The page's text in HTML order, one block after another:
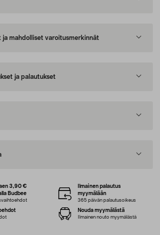
mahdolliset varoitusmerkinnät
ja palautukset
3,90 €
Budbee
Ilmainen palautus
myymälään
365 päivän palautusoikeus
Nouda myymälästä
Ilmainen nouto myymälästä